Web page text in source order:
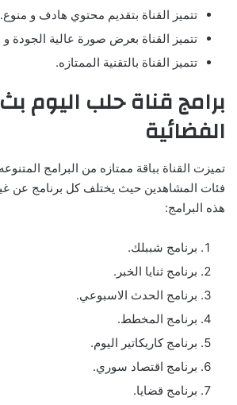
تتميز القناة بتقديم محتوي هادف و منوع.
تتميز القناة بعرض صورة عالية الجودة و
تتميز القناة بالتقنية الممتازه.
برامج قناة حلب اليوم
الفضائية
تميزت القناة بباقة ممتازه من البرامج
فئات المشاهدين حيث يختلف كل برنامج عن
هذه البرامج:
برنامج شببلك.
برنامج ثنايا الخبر.
برنامج الحدث الاسبوعي.
برنامج المخطط.
برنامج كاريكاتير اليوم.
برنامج اقتصاد سوري.
برنامج قضايا.